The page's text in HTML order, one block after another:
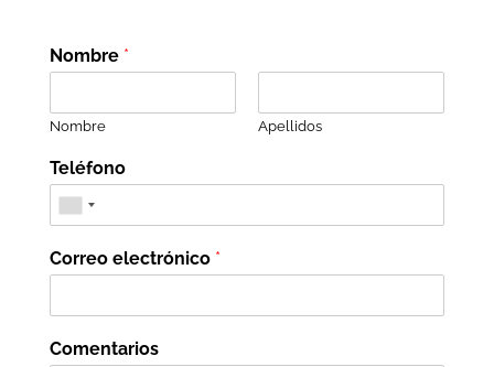
Nombre *
Nombre Apellidos
Teléfono
Correo electrónico *
Comentarios